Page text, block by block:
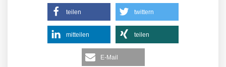
teilen twittern
mitteilen teilen
E-Mail